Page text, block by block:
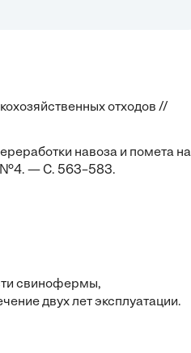
отходов //
навоза и помета на
№4. — С. 563–583.
свинофермы,
двух лет эксплуатации.